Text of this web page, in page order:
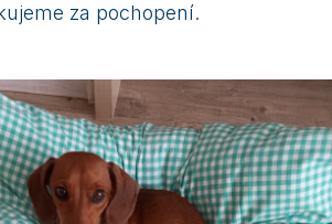
za pochopení.